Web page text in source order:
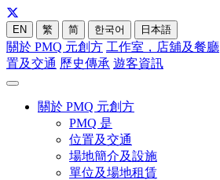
EN 繁 简 한국어 日本語
關於 PMQ 元創方 工作室，店舖及餐廳
置及交通 歷史傳承 遊客資訊
關於 PMQ 元創方
PMQ 是
位置及交通
場地簡介及設施
單位及場地租賃